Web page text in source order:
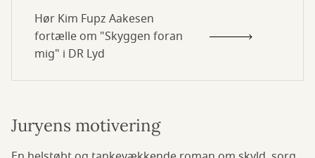
Hør Kim Fupz Aakesen
fortælle om "Skyggen foran
mig" i DR Lyd
Juryens motivering